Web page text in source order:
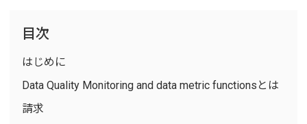
目次
はじめに
Data Quality Monitoring and data metric functionsとは
請求